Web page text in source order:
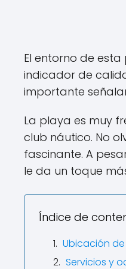
El entorno de
indicador de
importante
La playa es muy
club náutico. No
fascinante. A
le da un toque
Índice de
Ubicación de
Servicios y